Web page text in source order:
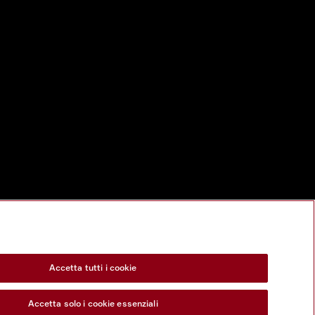
Accetta tutti i cookie
Accetta solo i cookie essenziali